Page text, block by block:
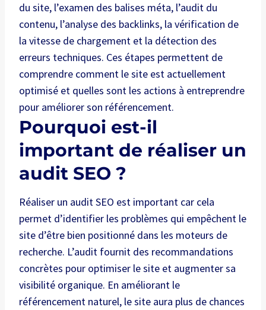
du site, l’examen des balises méta, l’audit du
contenu, l’analyse des backlinks, la vérification de
la vitesse de chargement et la détection des
erreurs techniques. Ces étapes permettent de
comprendre comment le site est actuellement
optimisé et quelles sont les actions à entreprendre
pour améliorer son référencement.
Pourquoi est-il
important de réaliser un
audit SEO ?
Réaliser un audit SEO est important car cela
permet d’identifier les problèmes qui empêchent le
site d’être bien positionné dans les moteurs de
recherche. L’audit fournit des recommandations
concrètes pour optimiser le site et augmenter sa
visibilité organique. En améliorant le
référencement naturel, le site aura plus de chances